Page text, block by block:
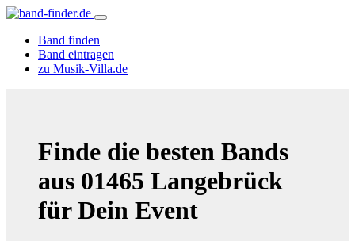
Band finden
Band eintragen
zu Musik-Villa.de
Finde die besten Bands
aus 01465 Langebrück
für Dein Event